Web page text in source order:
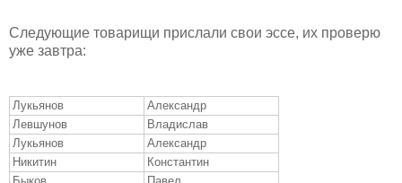
Следующие товарищи прислали свои эссе, их проверю
уже завтра:
Лукьянов
Александр
Левшунов
Владислав
Лукьянов
Александр
Никитин
Константин